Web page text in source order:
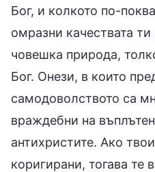
Бог, и колкото по-
омразни качествата
човешка природа,
Бог. Онези, в които
самодоволството са
враждебни на
антихристите. Ако
коригирани, тогава те